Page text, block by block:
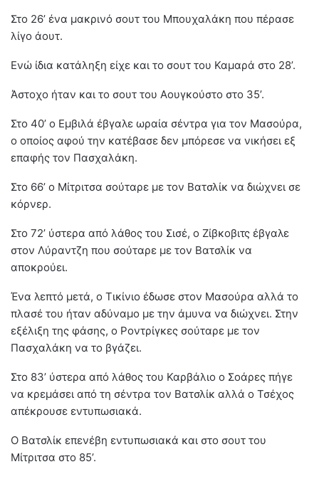
Στο 26’ ένα μακρινό σουτ του Μπουχαλάκη που πέρασε
λίγο άουτ.
Ενώ ίδια κατάληξη είχε και το σουτ του Καμαρά στο 28’.
Άστοχο ήταν και το σουτ του Αουγκούστο στο 35’.
Στο 40’ ο Εμβιλά έβγαλε ωραία σέντρα για τον Μασούρα,
ο οποίος αφού την κατέβασε δεν μπόρεσε να νικήσει εξ
επαφής τον Πασχαλάκη.
Στο 66’ ο Μίτριτσα σούταρε με τον Βατσλίκ να διώχνει σε
κόρνερ.
Στο 72’ ύστερα από λάθος του Σισέ, ο Ζίβκοβιτς έβγαλε
στον Λύραντζη που σούταρε με τον Βατσλίκ να
αποκρούει.
Ένα λεπτό μετά, ο Τικίνιο έδωσε στον Μασούρα αλλά το
πλασέ του ήταν αδύναμο με την άμυνα να διώχνει. Στην
εξέλιξη της φάσης, ο Ροντρίγκες σούταρε με τον
Πασχαλάκη να το βγάζει.
Στο 83’ ύστερα από λάθος του Καρβάλιο ο Σοάρες πήγε
να κρεμάσει από τη σέντρα τον Βατσλίκ αλλά ο Τσέχος
απέκρουσε εντυπωσιακά.
Ο Βατσλίκ επενέβη εντυπωσιακά και στο σουτ του
Μίτριτσα στο 85’.